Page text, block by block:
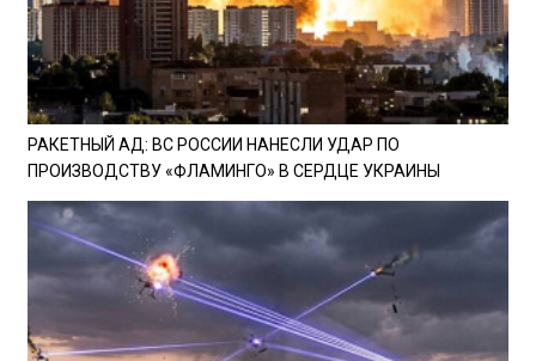
РАКЕТНЫЙ АД: ВС РОССИИ НАНЕСЛИ УДАР ПО
ПРОИЗВОДСТВУ «ФЛАМИНГО» В СЕРДЦЕ УКРАИНЫ